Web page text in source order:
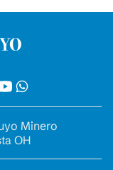
Minero
OH